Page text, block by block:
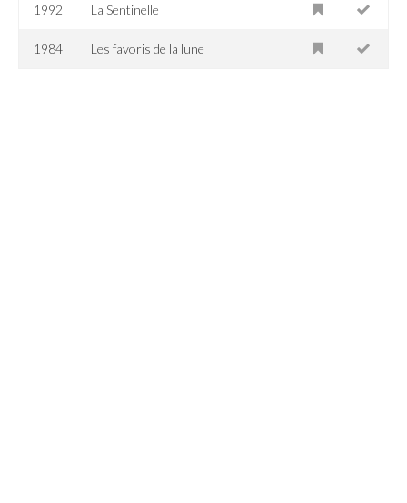
1992 La Sentinelle
1984 Les favoris de la lune